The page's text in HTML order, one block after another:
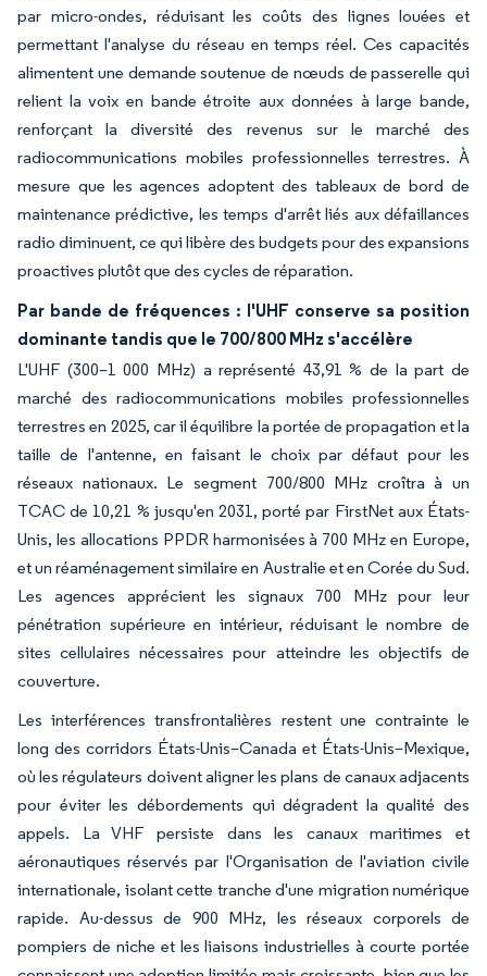
par micro-ondes, réduisant les coûts des lignes louées et
permettant l'analyse du réseau en temps réel. Ces capacités
alimentent une demande soutenue de nœuds de passerelle qui
relient la voix en bande étroite aux données à large bande,
renforçant la diversité des revenus sur le marché des
radiocommunications mobiles professionnelles terrestres. À
mesure que les agences adoptent des tableaux de bord de
maintenance prédictive, les temps d'arrêt liés aux défaillances
radio diminuent, ce qui libère des budgets pour des expansions
proactives plutôt que des cycles de réparation.
Par bande de fréquences : l'UHF conserve sa position
dominante tandis que le 700/800 MHz s'accélère
L'UHF (300–1 000 MHz) a représenté 43,91 % de la part de
marché des radiocommunications mobiles professionnelles
terrestres en 2025, car il équilibre la portée de propagation et la
taille de l'antenne, en faisant le choix par défaut pour les
réseaux nationaux. Le segment 700/800 MHz croîtra à un
TCAC de 10,21 % jusqu'en 2031, porté par FirstNet aux États-
Unis, les allocations PPDR harmonisées à 700 MHz en Europe,
et un réaménagement similaire en Australie et en Corée du Sud.
Les agences apprécient les signaux 700 MHz pour leur
pénétration supérieure en intérieur, réduisant le nombre de
sites cellulaires nécessaires pour atteindre les objectifs de
couverture.
Les interférences transfrontalières restent une contrainte le
long des corridors États-Unis–Canada et États-Unis–Mexique,
où les régulateurs doivent aligner les plans de canaux adjacents
pour éviter les débordements qui dégradent la qualité des
appels. La VHF persiste dans les canaux maritimes et
aéronautiques réservés par l'Organisation de l'aviation civile
internationale, isolant cette tranche d'une migration numérique
rapide. Au-dessus de 900 MHz, les réseaux corporels de
pompiers de niche et les liaisons industrielles à courte portée